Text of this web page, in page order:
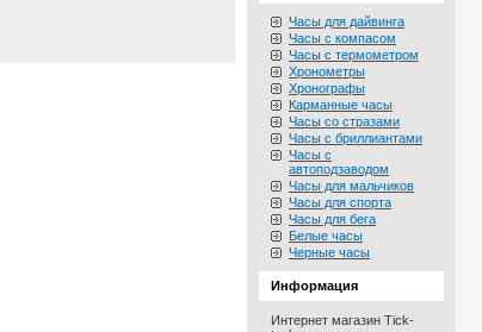
Часы для дайвинга
Часы с компасом
Часы с термометром
Хронометры
Хронографы
Карманные часы
Часы со стразами
Часы с бриллиантами
Часы с
автоподзаводом
Часы для мальчиков
Часы для спорта
Часы для бега
Белые часы
Черные часы
Информация
Интернет магазин Tick-